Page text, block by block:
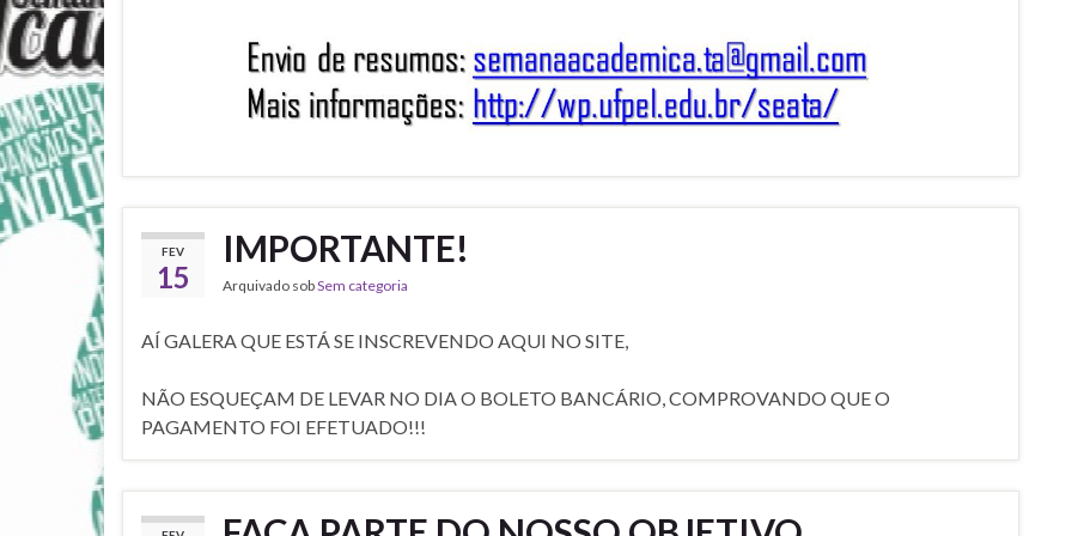
FEV
15
IMPORTANTE!
Arquivado sobSem categoria
AÍ GALERA QUE ESTÁ SE INSCREVENDO AQUI NO SITE,
NÃO ESQUEÇAM DE LEVAR NO DIA O BOLETO BANCÁRIO, COMPROVANDO QUE O
PAGAMENTO FOI EFETUADO!!!